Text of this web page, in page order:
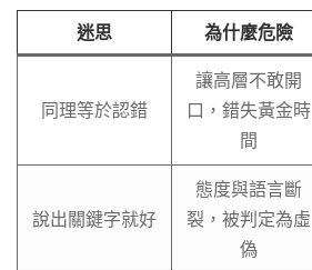
迷思 為什麼危險
同理等於認錯
讓高層不敢開
口，錯失黃金時
間
說出關鍵字就好
態度與語言斷
裂，被判定為虛
偽